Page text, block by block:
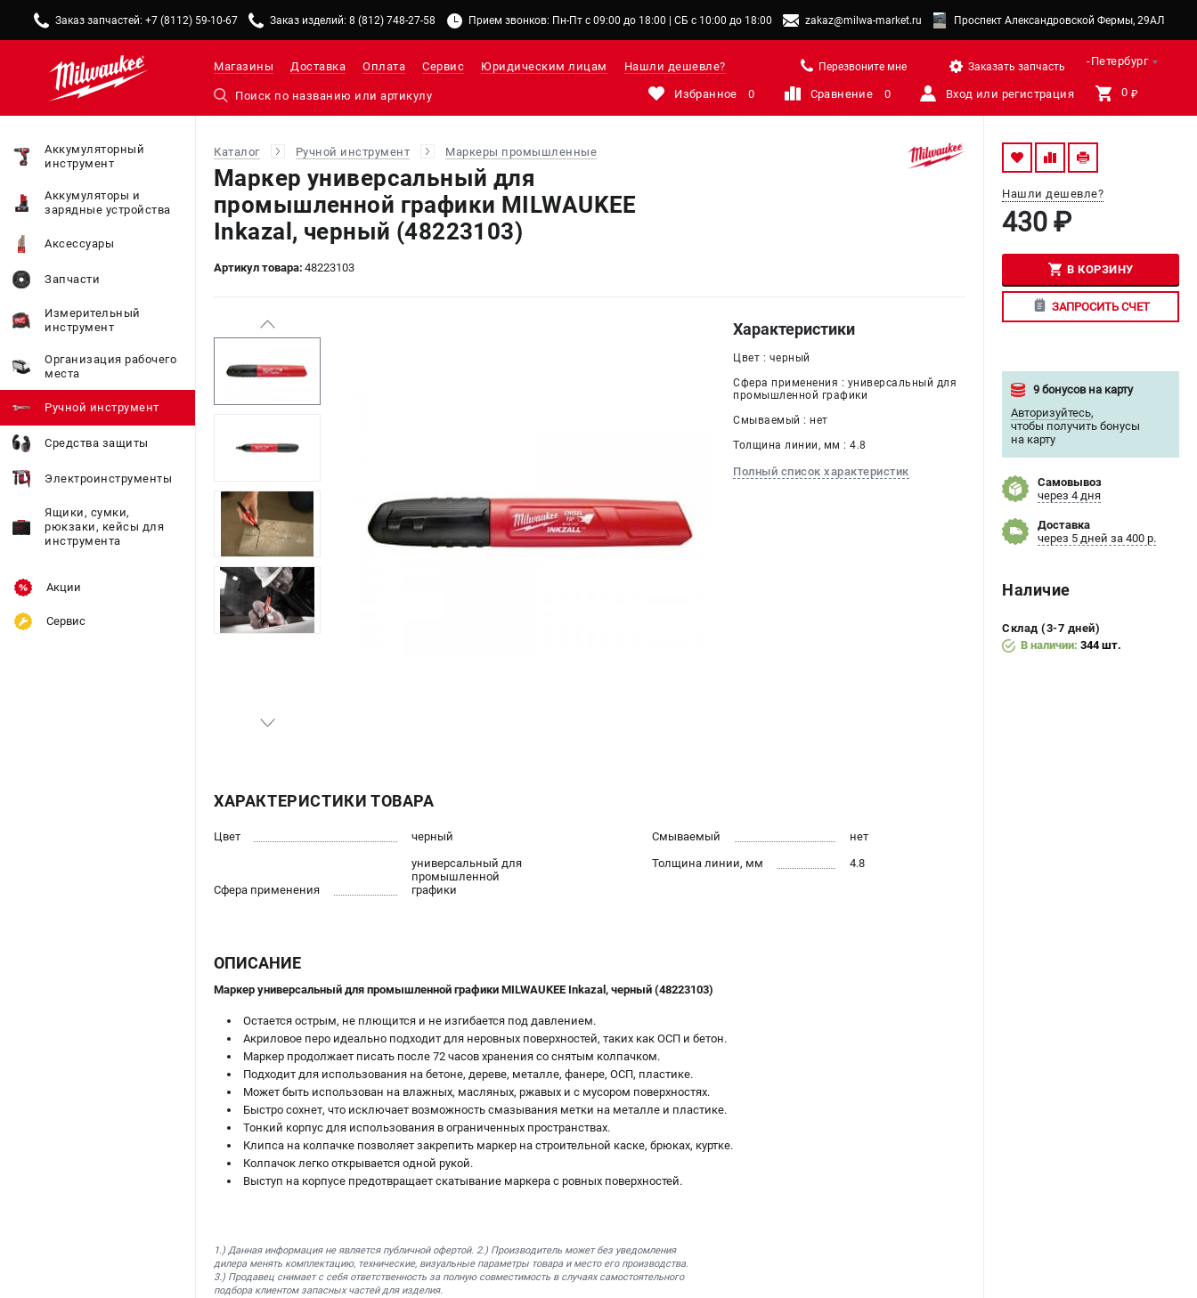
Заказ запчастей: +7 (8112) 59-10-67 Заказ изделий: 8 (812) 748-27-58 Прием звонков: Пн-Пт с 09:00 до 18:00 | СБ с 10:00 до 18:00 zakaz@milwa-market.ru Проспект Александровской Фермы, 29АЛ
Санкт-Петербург
Магазины Доставка Оплата Сервис Юридическим лицам Нашли дешевле? Перезвоните мне Заказать запчасть
Избранное 0 Сравнение 0 Вход или регистрация 0 ₽
Аккумуляторный
инструмент
Аккумуляторы и
зарядные устройства
Аксессуары
Запчасти
Измерительный
инструмент
Организация рабочего
места
Ручной инструмент
Средства защиты
Электроинструменты
Ящики, сумки,
рюкзаки, кейсы для
инструмента
Акции
Сервис
Каталог Ручной инструмент Маркеры промышленные
Маркер универсальный для
промышленной графики MILWAUKEE
Inkazal, черный (48223103)
Артикул товара: 48223103
Нашли дешевле?
430 ₽
В КОРЗИНУ
ЗАПРОСИТЬ СЧЕТ
9 бонусов на карту
Авторизуйтесь,
чтобы получить бонусы
на карту
Самовывоз
через 4 дня
Доставка
через 5 дней за 400 р.
Наличие
Склад (3-7 дней)
В наличии: 344 шт.
Характеристики
Цвет : черный
Сфера применения : универсальный для
промышленной графики
Смываемый : нет
Толщина линии, мм : 4.8
Полный список характеристик
ХАРАКТЕРИСТИКИ ТОВАРА
Цвет черный
Сфера применения
универсальный для
промышленной
графики
Смываемый
нет
Толщина линии, мм
4.8
ОПИСАНИЕ
Маркер универсальный для промышленной графики MILWAUKEE Inkazal, черный (48223103)
Остается острым, не плющится и не изгибается под давлением.
Акриловое перо идеально подходит для неровных поверхностей, таких как ОСП и бетон.
Маркер продолжает писать после 72 часов хранения со снятым колпачком.
Подходит для использования на бетоне, дереве, металле, фанере, ОСП, пластике.
Может быть использован на влажных, масляных, ржавых и с мусором поверхностях.
Быстро сохнет, что исключает возможность смазывания метки на металле и пластике.
Тонкий корпус для использования в ограниченных пространствах.
Клипса на колпачке позволяет закрепить маркер на строительной каске, брюках, куртке.
Колпачок легко открывается одной рукой.
Выступ на корпусе предотвращает скатывание маркера с ровных поверхностей.
1.) Данная информация не является публичной офертой. 2.) Производитель может без уведомления
дилера менять комплектацию, технические, визуальные параметры товара и место его производства.
3.) Продавец снимает с себя ответственность за полную совместимость в случаях самостоятельного
подбора клиентом запасных частей для изделия.